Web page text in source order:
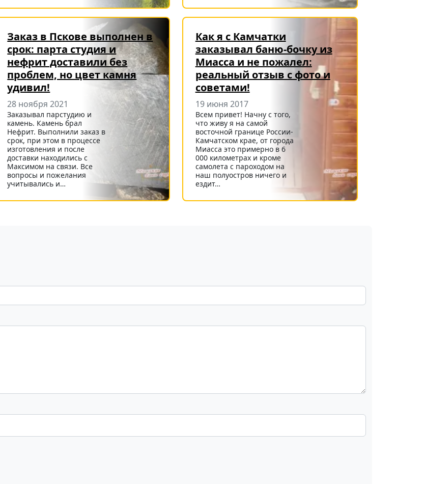
Заказ в Пскове выполнен в
срок: парта студия и
нефрит доставили без
проблем, но цвет камня
удивил!
28 ноября 2021
Заказывал парстудию и
камень. Камень брал
Нефрит. Выполнили заказ в
срок, при этом в процессе
изготовления и после
доставки находились с
Максимом на связи. Все
вопросы и пожелания
учитывались и…
Как я с Камчатки
заказывал баню-бочку из
Миасса и не пожалел:
реальный отзыв с фото и
советами!
19 июня 2017
Всем привет! Начну с того,
что живу я на самой
восточной границе России-
Камчатском крае, от города
Миасса это примерно в 6
000 километрах и кроме
самолета с пароходом на
наш полуостров ничего и
ездит…